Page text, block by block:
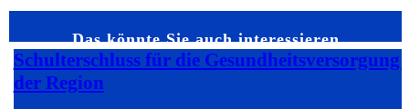
Das könnte Sie auch interessieren…
Schulterschluss für die Gesundheitsversorgung
der Region